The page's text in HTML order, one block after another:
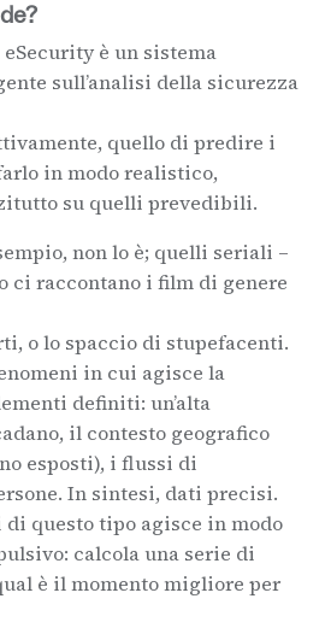
è un sistema
sull’analisi della sicurezza
quello di predire i
in modo realistico,
su quelli prevedibili.
non lo è; quelli seriali –
ci raccontano i film di genere
o lo spaccio di stupefacenti.
in cui agisce la
definiti: un’alta
il contesto geografico
esposti), i flussi di
In sintesi, dati precisi.
questo tipo agisce in modo
calcola una serie di
è il momento migliore per